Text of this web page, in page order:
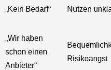
„Kein Bedarf“ Nutzen
„Wir haben
schon einen
Anbieter“
Risikoangst